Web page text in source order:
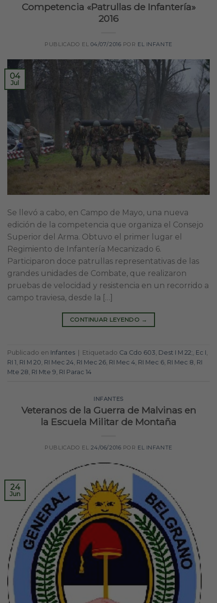
Competencia «Patrullas de Infantería»
2016
PUBLICADO EL 04/07/2016 POR EL INFANTE
04
Jul
Se llevó a cabo, en Campo de Mayo, una nueva
edición de la competencia que organiza el Consejo
Superior del Arma. Obtuvo el primer lugar el
Regimiento de Infantería Mecanizado 6.
Participaron doce patrullas representativas de las
grandes unidades de Combate, que realizaron
pruebas de velocidad y resistencia en un recorrido a
campo traviesa, desde la […]
CONTINUAR LEYENDO →
Publicado en Infantes Etiquetado Ca Cdo 603 Dest I M 22; Ec I
RI 1 RI M 20 RI Mec 24 RI Mec 26 RI Mec 4 RI Mec 6 RI Mec 8 RI
Mte 28 RI Mte 9 RI Parac 14
INFANTES
Veteranos de la Guerra de Malvinas en
la Escuela Militar de Montaña
PUBLICADO EL 24/06/2016 POR EL INFANTE
24
Jun